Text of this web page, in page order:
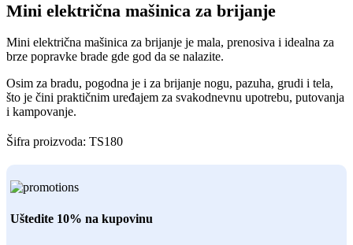
Mini električna mašinica za brijanje
Mini električna mašinica za brijanje je mala, prenosiva i idealna za
brze popravke brade gde god da se nalazite.
Osim za bradu, pogodna je i za brijanje nogu, pazuha, grudi i tela,
što je čini praktičnim uređajem za svakodnevnu upotrebu, putovanja
i kampovanje.
Šifra proizvoda: TS180
Uštedite 10% na kupovinu